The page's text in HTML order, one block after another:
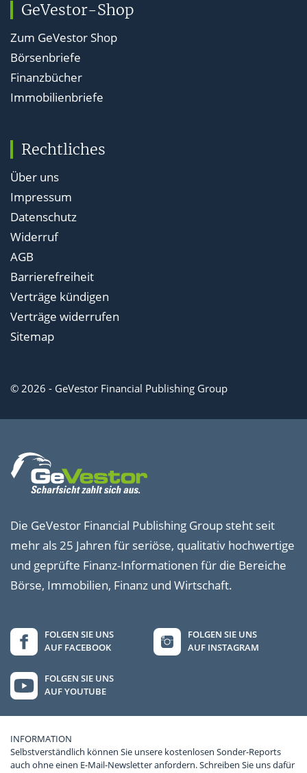
GeVestor-Shop
Zum GeVestor Shop
Börsenbriefe
Finanzbücher
Immobilienbriefe
Rechtliches
Über uns
Impressum
Datenschutz
Widerruf
AGB
Barrierefreiheit
Verträge kündigen
Verträge widerrufen
Sitemap
© 2026 - GeVestor Financial Publishing Group
Die GeVestor Financial Publishing Group steht seit
mehr als 25 Jahren für seriöse, qualitativ hochwertige
und geprüfte Finanz-Informationen für die Bereiche
Börse, Immobilien, Finanz und Wirtschaft.
FOLGEN SIE UNS
AUF FACEBOOK
FOLGEN SIE UNS
AUF INSTAGRAM
FOLGEN SIE UNS
AUF YOUTUBE
INFORMATION
Selbstverständlich können Sie unsere kostenlosen Sonder-Reports
auch ohne einen E-Mail-Newsletter anfordern. Schreiben Sie uns dafür